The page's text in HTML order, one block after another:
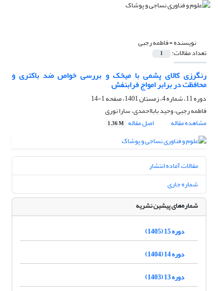
نویسنده =فاطمه رجبی
تعداد مقالات: 1
رنگرزی کالای پشمی با میخک و بررسی خواص ضد باکتری و
محافظت در برابر امواج فرابنفش
دوره 11، شماره 4، زمستان 1401، صفحه
1-14
فاطمه رجبی، وحید بابااحمدی، سارا نوری
مشاهده مقاله
اصل مقاله 1.36 M
مقالات آماده انتشار
شماره جاری
شماره‌های پیشین نشریه
دوره 15 (1405)
دوره 14 (1404)
دوره 13 (1403)